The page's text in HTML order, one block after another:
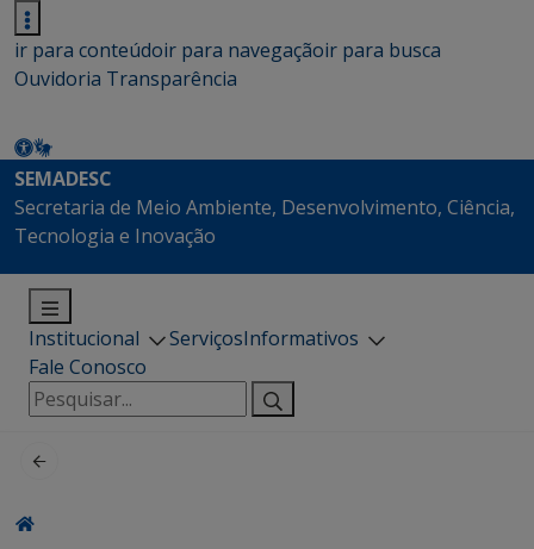
ir para conteúdoir para navegaçãoir para busca
Ouvidoria Transparência
SEMADESC
Secretaria de Meio Ambiente, Desenvolvimento, Ciência,
Tecnologia e Inovação
Institucional ServiçosInformativos
Fale Conosco
Pesquisar
por: